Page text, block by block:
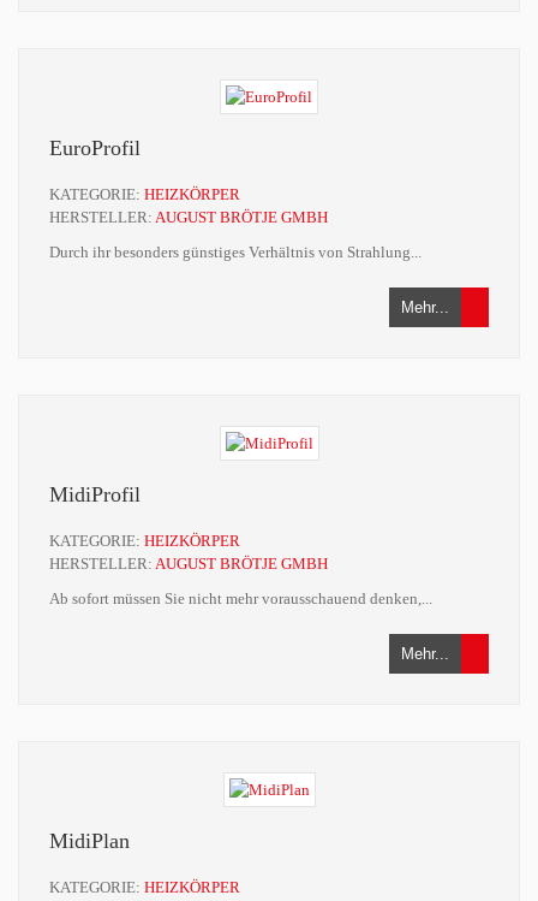
EuroProfil
KATEGORIE: HEIZKÖRPER
HERSTELLER: AUGUST BRÖTJE GMBH
Durch ihr besonders günstiges Verhältnis von Strahlung...
Mehr...
MidiProfil
KATEGORIE: HEIZKÖRPER
HERSTELLER: AUGUST BRÖTJE GMBH
Ab sofort müssen Sie nicht mehr vorausschauend denken,...
Mehr...
MidiPlan
KATEGORIE: HEIZKÖRPER